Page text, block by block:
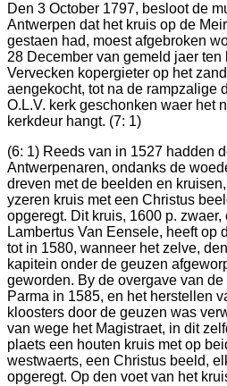
Den 3 October 1797, besloot de
Antwerpen dat het kruis op de
gestaen had, moest afgebroken
28 December van gemeld jaer
Vervecken kopergieter op het
aengekocht, tot na de rampzalige
O.L.V. kerk geschonken waer het
kerkdeur hangt. (7: 1)
(6: 1) Reeds van in 1527 hadden
Antwerpenaren, ondanks de
dreven met de beelden en
yzeren kruis met een Christus
opgeregt. Dit kruis, 1600 p.
Lambertus Van Eensele, heeft op
tot in 1580, wanneer het zelve,
kapitein onder de geuzen
geworden. By de overgave van
Parma in 1585, en het herstellen
kloosters door de geuzen was
van wege het Magistraet, in dit
plaets een houten kruis met op
westwaerts, een Christus beeld,
opgeregt. Op den voet van het